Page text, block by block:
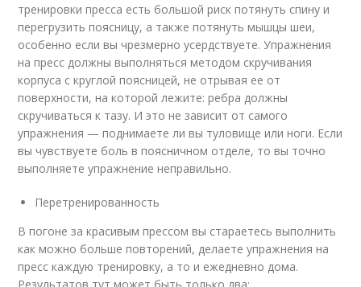
тренировки пресса есть большой риск потянуть спину и
перегрузить поясницу, а также потянуть мышцы шеи,
особенно если вы чрезмерно усердствуете. Упражнения
на пресс должны выполняться методом скручивания
корпуса с круглой поясницей, не отрывая ее от
поверхности, на которой лежите: ребра должны
скручиваться к тазу. И это не зависит от самого
упражнения — поднимаете ли вы туловище или ноги. Если
вы чувствуете боль в поясничном отделе, то вы точно
выполняете упражнение неправильно.
Перетренированность
В погоне за красивым прессом вы стараетесь выполнить
как можно больше повторений, делаете упражнения на
пресс каждую тренировку, а то и ежедневно дома.
Результатов тут может быть только два: